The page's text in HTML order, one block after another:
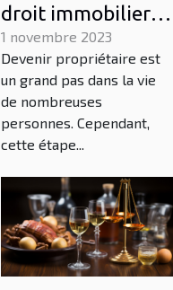
droit immobilier
que tout
propriétaire
devrait connaître
1 novembre 2023
Devenir propriétaire est
un grand pas dans la vie
de nombreuses
personnes. Cependant,
cette étape...